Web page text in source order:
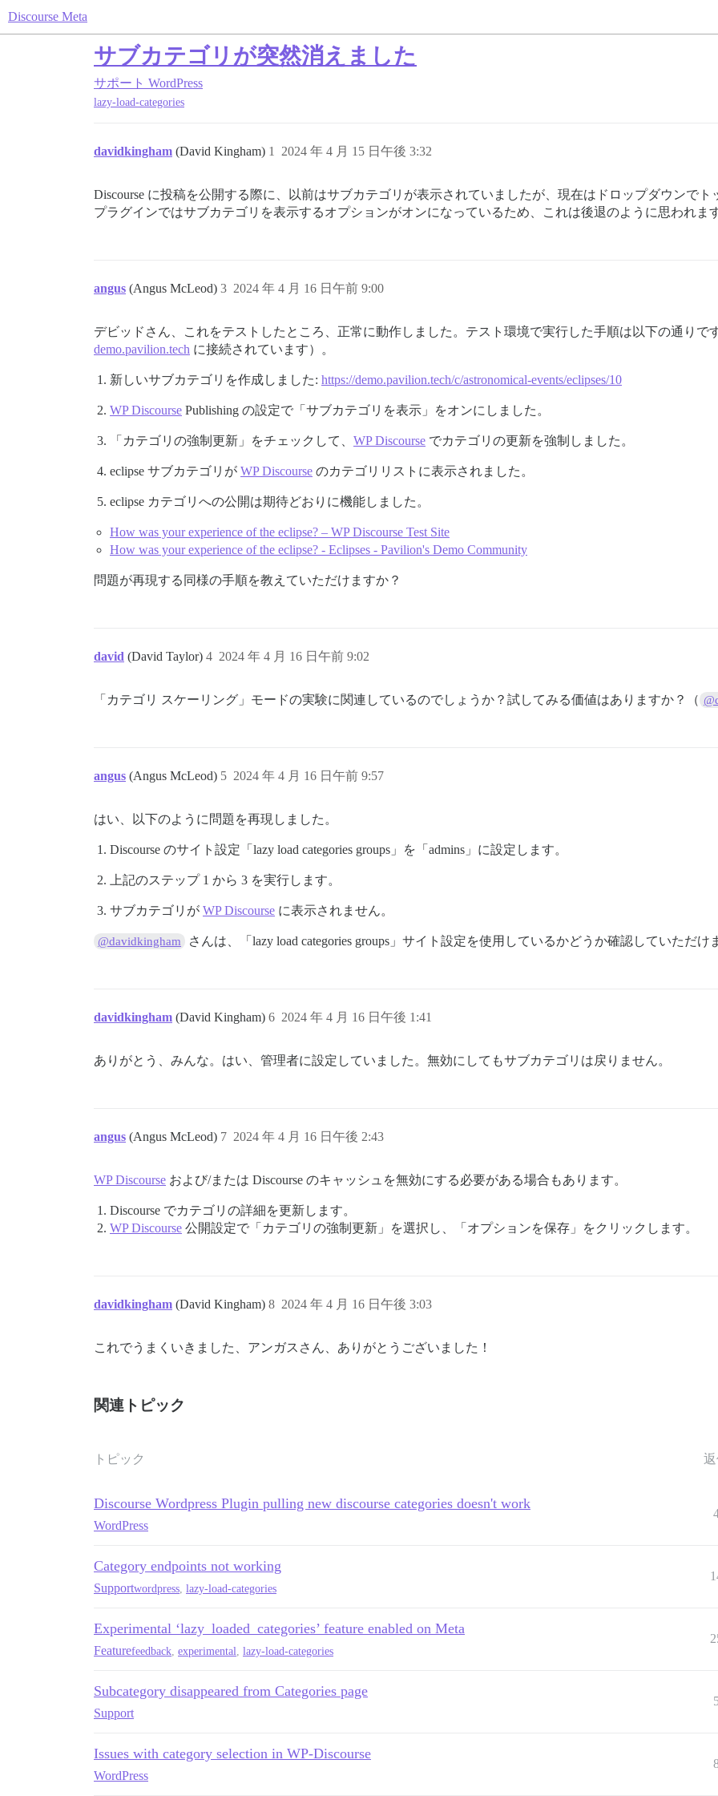
Discourse Meta
サブカテゴリが突然消えました
サポート WordPress
lazy-load-categories
davidkingham (David Kingham) 2024 年 4 月 15 日午後 3:32
1
Discourse に投稿を公開する際に、以前はサブカテゴリが表示されていましたが、現在はドロップダウンで
プラグインではサブカテゴリを表示するオプションがオンになっているため、これは後退のように思われます
angus (Angus McLeod) 2024 年 4 月 16 日午前 9:00
3
デビッドさん、これをテストしたところ、正常に動作しました。テスト環境で実行した手順は以下の通りで
demo.pavilion.tech に接続されています）。
新しいサブカテゴリを作成しました: https://demo.pavilion.tech/c/astronomical-events/eclipses/10
WP Discourse Publishing の設定で「サブカテゴリを表示」をオンにしました。
「カテゴリの強制更新」をチェックして、 WP Discourse でカテゴリの更新を強制しました。
eclipse サブカテゴリが WP Discourse のカテゴリリストに表示されました。
eclipse カテゴリへの公開は期待どおりに機能しました。
How was your experience of the eclipse? – WP Discourse Test Site
How was your experience of the eclipse? - Eclipses - Pavilion's Demo Community
問題が再現する同様の手順を教えていただけますか？
david (David Taylor) 2024 年 4 月 16 日午前 9:02
4
「カテゴリ スケーリング」モードの実験に関連しているのでしょうか？試してみる価値はありますか？（
angus (Angus McLeod) 2024 年 4 月 16 日午前 9:57
5
はい、以下のように問題を再現しました。
Discourse のサイト設定「lazy load categories groups」を「admins」に設定します。
上記のステップ 1 から 3 を実行します。
サブカテゴリが WP Discourse に表示されません。
@davidkingham さんは、「lazy load categories groups」サイト設定を使用しているかどうか確認していただけ
davidkingham (David Kingham) 2024 年 4 月 16 日午後 1:41
6
ありがとう、みんな。はい、管理者に設定していました。無効にしてもサブカテゴリは戻りません。
angus (Angus McLeod) 2024 年 4 月 16 日午後 2:43
7
WP Discourse および/または Discourse のキャッシュを無効にする必要がある場合もあります。
Discourse でカテゴリの詳細を更新します。
WP Discourse 公開設定で「カテゴリの強制更新」を選択し、「オプションを保存」をクリックします。
davidkingham (David Kingham) 2024 年 4 月 16 日午後 3:03
8
これでうまくいきました、アンガスさん、ありがとうございました！
関連トピック
トピック
Discourse Wordpress Plugin pulling new discourse categories doesn't work
WordPress
Category endpoints not working
Supportwordpress lazy-load-categories
Experimental ‘lazy_loaded_categories’ feature enabled on Meta
Featurefeedback experimental lazy-load-categories
Subcategory disappeared from Categories page
Support
Issues with category selection in WP-Discourse
WordPress